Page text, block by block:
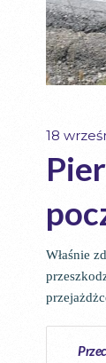
18
Właśnie